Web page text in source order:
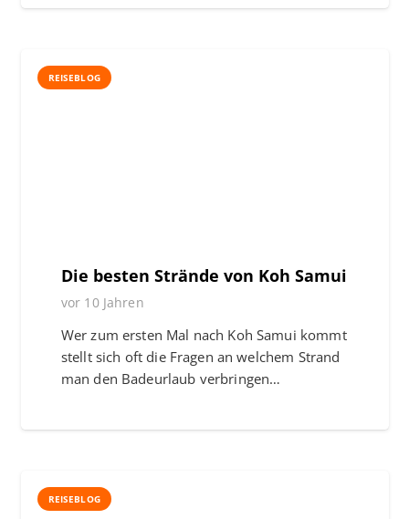
REISEBLOG
Die besten Strände von Koh Samui
vor 10 Jahren
Wer zum ersten Mal nach Koh Samui kommt
stellt sich oft die Fragen an welchem Strand
man den Badeurlaub verbringen…
REISEBLOG